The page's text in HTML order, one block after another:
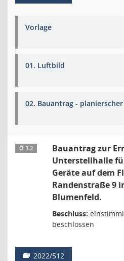
Vorlage
01. Luftbild
02. Bauantrag - planierscher
Ö 3.2
Bauantrag zur
Unterstellhalle
Geräte auf dem
Randenstraße 9
Blumenfeld.
Beschluss:
beschlossen
2022/512